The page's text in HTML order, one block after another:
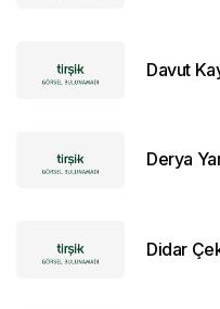
Davut
Derya
Didar